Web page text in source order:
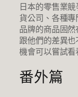
日本的零售業
貨公司、各種
品牌的商品固
跟他們的差異
機會可以嘗試看
番外篇